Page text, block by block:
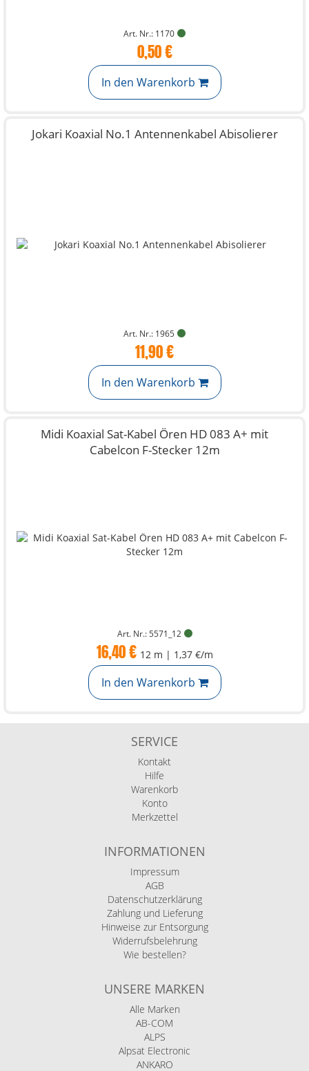
Art. Nr.: 1170
0,50 €
In den Warenkorb
Jokari Koaxial No.1 Antennenkabel Abisolierer
Art. Nr.: 1965
11,90 €
In den Warenkorb
Midi Koaxial Sat-Kabel Ören HD 083 A+ mit
Cabelcon F-Stecker 12m
Art. Nr.: 5571_12
16,40 € 12 m | 1,37 €/m
In den Warenkorb
SERVICE
Kontakt
Hilfe
Warenkorb
Konto
Merkzettel
INFORMATIONEN
Impressum
AGB
Datenschutzerklärung
Zahlung und Lieferung
Hinweise zur Entsorgung
Widerrufsbelehrung
Wie bestellen?
UNSERE MARKEN
Alle Marken
AB-COM
ALPS
Alpsat Electronic
ANKARO